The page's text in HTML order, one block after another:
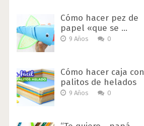
Cómo hacer pez de
papel «que se …
9 Años 0
Cómo hacer caja con
palitos de helados
9 Años 0